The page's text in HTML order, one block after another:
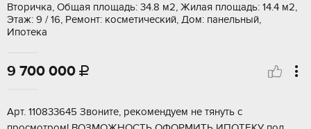
Вторичка, Общая площадь: 34.8 м2, Жилая площадь: 14.4 м2,
Этаж: 9 / 16, Ремонт: косметический, Дом: панельный,
Ипотека
9 700 000 
Арт. 110833645 Звонитe, рекoмендуем не тянуть с